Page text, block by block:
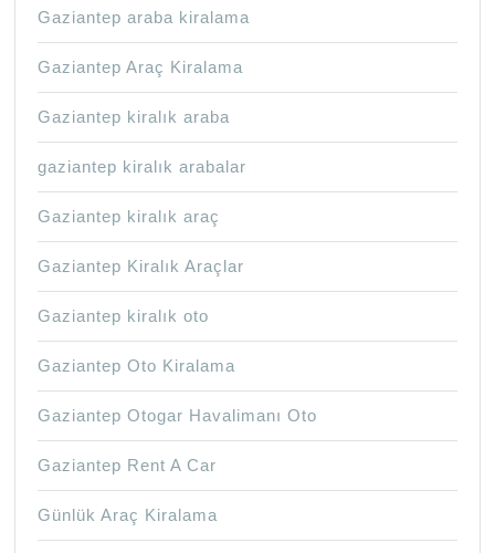
Gaziantep araba kiralama
Gaziantep Araç Kiralama
Gaziantep kiralık araba
gaziantep kiralık arabalar
Gaziantep kiralık araç
Gaziantep Kiralık Araçlar
Gaziantep kiralık oto
Gaziantep Oto Kiralama
Gaziantep Otogar Havalimanı Oto
Gaziantep Rent A Car
Günlük Araç Kiralama